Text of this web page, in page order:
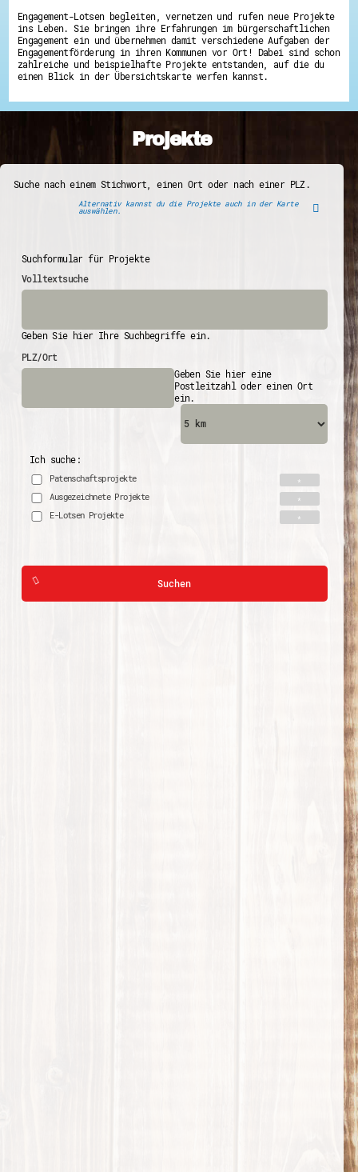
Engagement-Lotsen begleiten, vernetzen und rufen neue Projekte
ins Leben. Sie bringen ihre Erfahrungen im bürgerschaftlichen
Engagement ein und übernehmen damit verschiedene Aufgaben der
Engagementförderung in ihren Kommunen vor Ort! Dabei sind schon
zahlreiche und beispielhafte Projekte entstanden, auf die du
einen Blick in der Übersichtskarte werfen kannst.
Projekte
Suche nach einem Stichwort, einen Ort oder nach einer PLZ.
Alternativ kannst du die Projekte auch in der Karte
auswählen.
Suchformular für Projekte
Volltextsuche
Geben Sie hier Ihre Suchbegriffe ein.
PLZ/Ort
Geben Sie hier eine
Postleitzahl oder einen Ort
ein.
Ich suche:
Patenschaftsprojekte
Ausgezeichnete Projekte
E-Lotsen Projekte
Suchen